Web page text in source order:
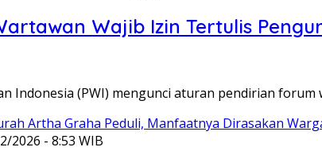
Wajib Izin Tertulis
Indonesia (PWI) mengunci aturan pendirian
2026 - 8:53 WIB